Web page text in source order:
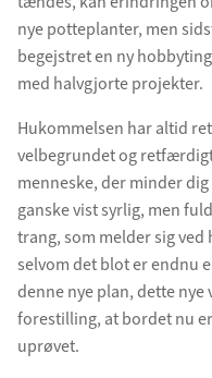
nye potteplanter, men
begejstret en ny
med halvgjorte projekter.
Hukommelsen har altid
velbegrundet og
menneske, der minder
ganske vist syrlig, men
trang, som melder sig ved
selvom det blot er endnu
denne nye plan, dette
forestilling, at bordet nu
uprøvet.